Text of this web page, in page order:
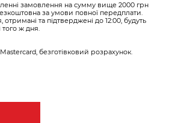
замовлення на сумму вище 2000 грн
за умови повної передплати.
та підтверджені до 12:00, будуть
того ж дня.
безготівковий розрахунок.